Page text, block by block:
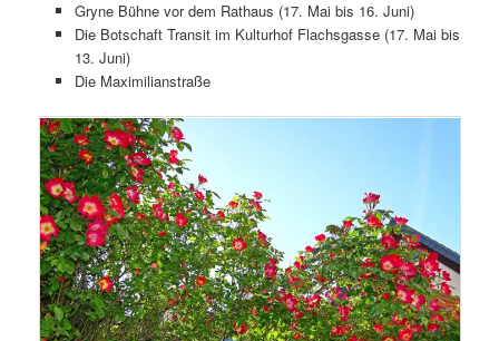
Gryne Bühne vor dem Rathaus (17. Mai bis 16. Juni)
Die Botschaft Transit im Kulturhof Flachsgasse (17. Mai bis
13. Juni)
Die Maximilianstraße